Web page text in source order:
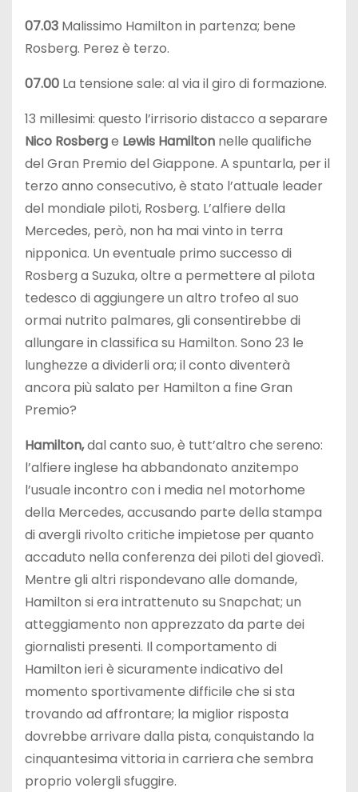
07.03 Malissimo Hamilton in partenza; bene
Rosberg. Perez è terzo.
07.00 La tensione sale: al via il giro di formazione.
13 millesimi: questo l’irrisorio distacco a separare
Nico Rosberge Lewis Hamilton nelle qualifiche
del Gran Premio del Giappone. A spuntarla, per il
terzo anno consecutivo, è stato l’attuale leader
del mondiale piloti, Rosberg. L’alfiere della
Mercedes, però, non ha mai vinto in terra
nipponica. Un eventuale primo successo di
Rosberg a Suzuka, oltre a permettere al pilota
tedesco di aggiungere un altro trofeo al suo
ormai nutrito palmares, gli consentirebbe di
allungare in classifica su Hamilton. Sono 23 le
lunghezze a dividerli ora; il conto diventerà
ancora più salato per Hamilton a fine Gran
Premio?
Hamilton,dal canto suo, è tutt’altro che sereno:
l’alfiere inglese ha abbandonato anzitempo
l’usuale incontro con i media nel motorhome
della Mercedes, accusando parte della stampa
di avergli rivolto critiche impietose per quanto
accaduto nella conferenza dei piloti del giovedì.
Mentre gli altri rispondevano alle domande,
Hamilton si era intrattenuto su Snapchat; un
atteggiamento non apprezzato da parte dei
giornalisti presenti. Il comportamento di
Hamilton ieri è sicuramente indicativo del
momento sportivamente difficile che si sta
trovando ad affrontare; la miglior risposta
dovrebbe arrivare dalla pista, conquistando la
cinquantesima vittoria in carriera che sembra
proprio volergli sfuggire.